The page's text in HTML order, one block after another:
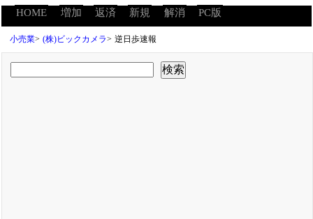
HOME 増加 返済 新規 解消 PC版
小売業> (株)ビックカメラ> 逆日歩速報